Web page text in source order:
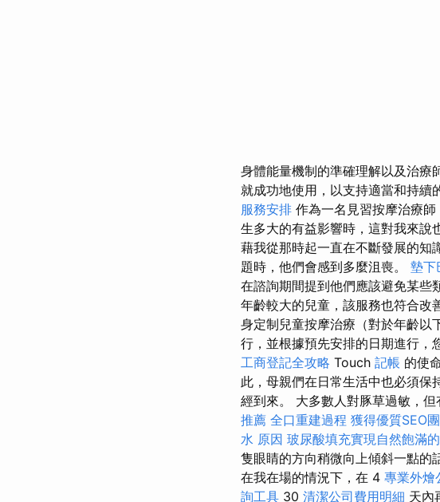
身體能量機制的準確理解以及治療
就成功地使用，以支持適當和持續
服務安排 作為一名見習按摩治療
生多大的有益影響時，這對我來說
藉我從那時起一直在不斷發展的知
題時，他們會感到多麼沮喪。 墊下
在諮詢期間提到他們應該避免某些
年齡較大的兒童，該服務也符合改
身定制兒童按摩治療（對於年齡以
行，並根據預先安排的日期進行，
工商登記全攻略 Touch 記帳 的使
此，母親們在日常生活中也必須
經到來。 大多數人對豚草過敏，
推薦 全口重建過程 獲得優質SEO
水 原因 玻尿酸填充實現自然飽滿
隻眼睛的方向稍微向上傾斜一點的
在我在場的情況下，在 4 專業外燴
詢工具 30 清潔公司費用明細 天內